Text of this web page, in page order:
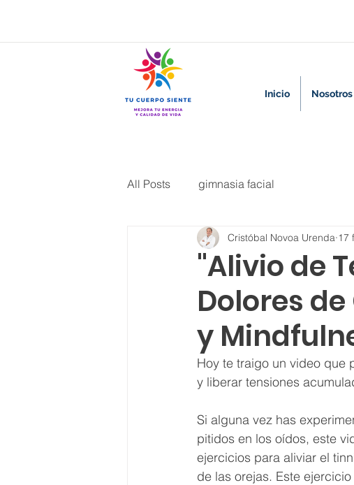
Inicio Nosotros
All Posts gimnasia facial
"Alivio de
Dolores
y
Cristóbal Novoa Urenda 17
Hoy te traigo un video que
y liberar tensiones
Si alguna vez has
pitidos en los oídos, este
ejercicios para aliviar el
de las orejas. Este